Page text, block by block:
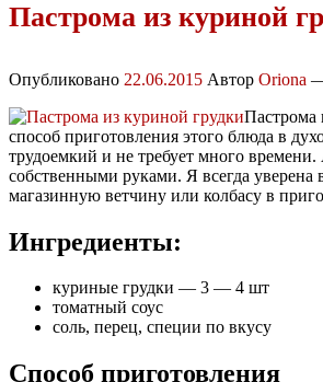
Пастрома из куриной
Опубликовано 22.06.2015 Автор Oriona
Пастрома
способ приготовления этого блюда в
трудоемкий и не требует много времени.
собственными руками. Я всегда уверена
магазинную ветчину или колбасу в
Ингредиенты:
куриные грудки — 3 — 4 шт
томатный соус
соль, перец, специи по вкусу
Способ приготовления